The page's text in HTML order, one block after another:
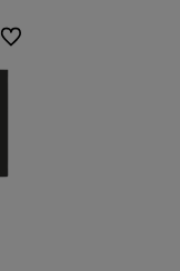
Do ulubionych